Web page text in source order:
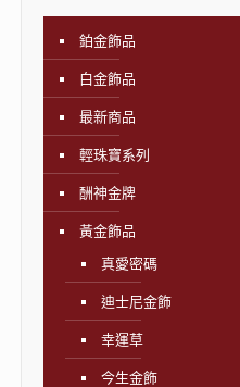
鉑金飾品
白金飾品
最新商品
輕珠寶系列
酬神金牌
黃金飾品
真愛密碼
迪士尼金飾
幸運草
今生金飾